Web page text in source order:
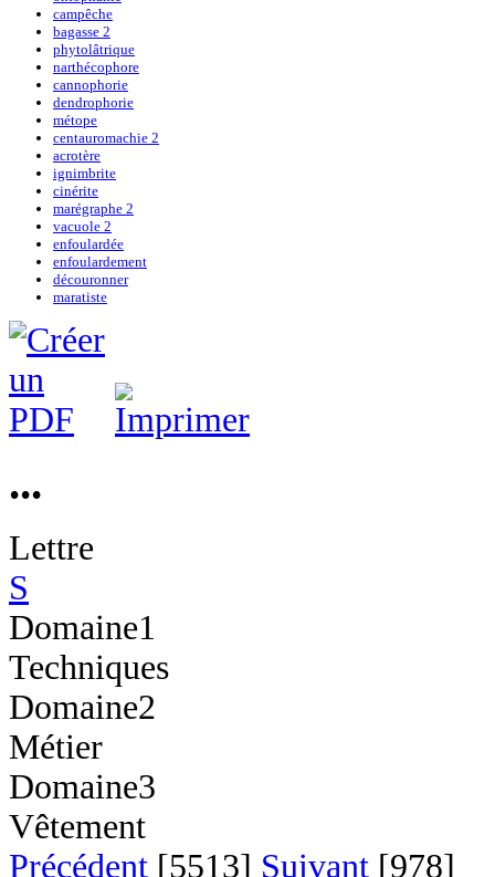
campêche
bagasse 2
phytolâtrique
narthécophore
cannophorie
dendrophorie
métope
centauromachie 2
acrotère
ignimbrite
cinérite
marégraphe 2
vacuole 2
enfoulardée
enfoulardement
découronner
maratiste
...
Lettre
S
Domaine1
Techniques
Domaine2
Métier
Domaine3
Vêtement
Précédent [5513] Suivant [978]